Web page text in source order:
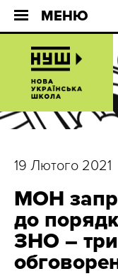
МЕНЮ
19 Лютого 2021
МОН
до
ЗНО –